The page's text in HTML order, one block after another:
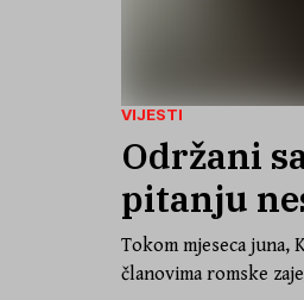
VIJESTI
Održani
pitanju
Tokom mjeseca juna,
članovima romske